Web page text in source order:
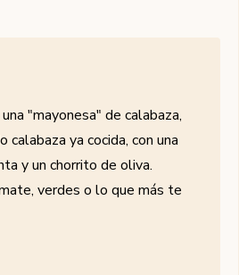
"mayonesa" de calabaza,
calabaza ya cocida, con una
y un chorrito de oliva.
verdes o lo que más te